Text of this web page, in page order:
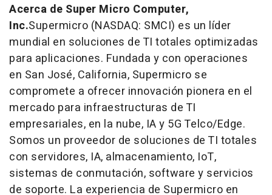
Acerca de Super Micro Computer,
Inc.Supermicro (NASDAQ: SMCI) es un líder
mundial en soluciones de TI totales optimizadas
para aplicaciones. Fundada y con operaciones
en San José, California, Supermicro se
compromete a ofrecer innovación pionera en el
mercado para infraestructuras de TI
empresariales, en la nube, IA y 5G Telco/Edge.
Somos un proveedor de soluciones de TI totales
con servidores, IA, almacenamiento, IoT,
sistemas de conmutación, software y servicios
de soporte. La experiencia de Supermicro en